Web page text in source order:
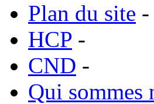
Plan du site -
HCP -
CND -
Qui sommes